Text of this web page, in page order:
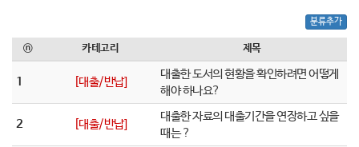
분류추가
ⓝ 카테고리 제목
1 [대출/반납]
대출한 도서의 현황을 확인하려면 어떻게
해야 하나요?
2 [대출/반납]
대출한 자료의 대출기간을 연장하고 싶을
때는 ?